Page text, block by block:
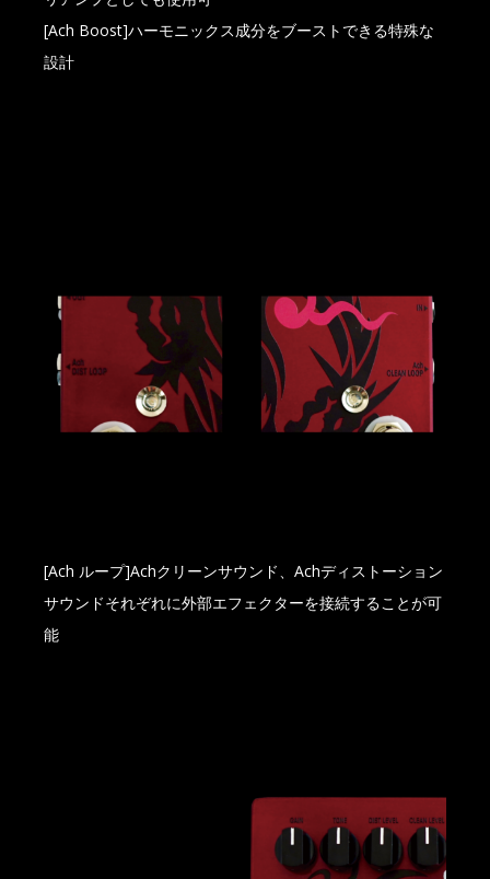
[Ach Boost]ハーモニックス成分をブーストできる特殊な
設計
[Ach ループ]Achクリーンサウンド、Achディストーション
サウンドそれぞれに外部エフェクターを接続することが可
能